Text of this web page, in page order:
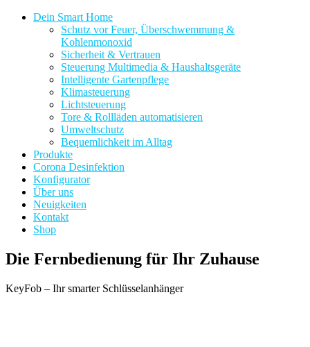
Dein Smart Home
Schutz vor Feuer, Überschwemmung &
Kohlenmonoxid
Sicherheit & Vertrauen
Steuerung Multimedia & Haushaltsgeräte
Intelligente Gartenpflege
Klimasteuerung
Lichtsteuerung
Tore & Rollläden automatisieren
Umweltschutz
Bequemlichkeit im Alltag
Produkte
Corona Desinfektion
Konfigurator
Über uns
Neuigkeiten
Kontakt
Shop
Die Fernbedienung für Ihr Zuhause
KeyFob – Ihr smarter Schlüsselanhänger